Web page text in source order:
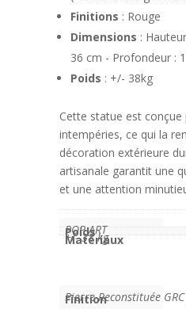
Finitions : Rouge
Dimensions :
36 cm - Profondeur :
Poids : +/- 38kg
Cette statue est
intempéries, ce qui la
décoration extérieure
artisanale garantit une
et une attention
POP ART
Poids
+/- 38 kg
Matériaux
Pierre Reconstituée
Finition